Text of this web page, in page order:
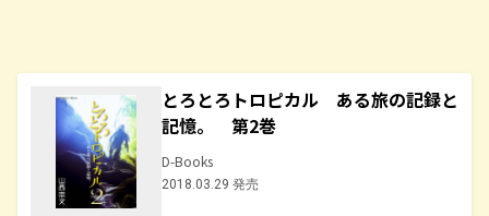
とろとろトロピカル ある旅の記録と
記憶。 第2巻
D-Books
2018.03.29 発売